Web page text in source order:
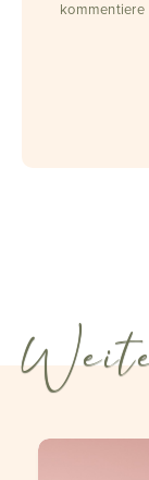
kommentiere